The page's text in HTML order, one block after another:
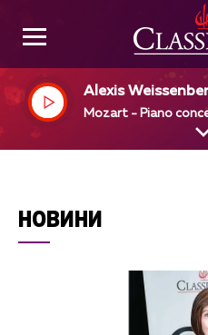
Alexis
r, Carlo Maria
Mozart - Piano
НОВИНИ